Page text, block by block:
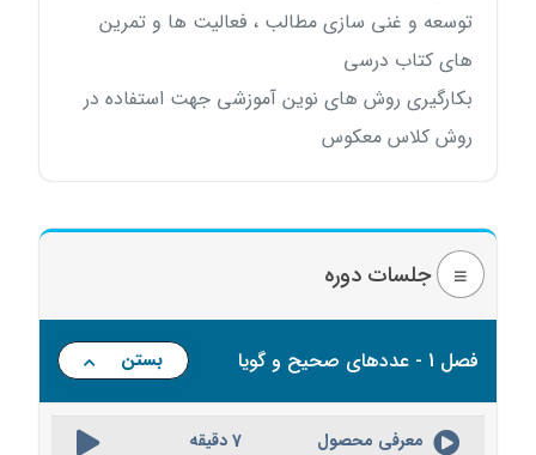
توسعه و غنی سازی مطالب ، فعالیت ها و تمرین
های کتاب درسی
بکارگیری روش های نوین آموزشی جهت استفاده در
روش کلاس معکوس
جلسات دوره
فصل 1 - عددهای صحیح و گویا بستن
معرفی محصول 7 دقیقه